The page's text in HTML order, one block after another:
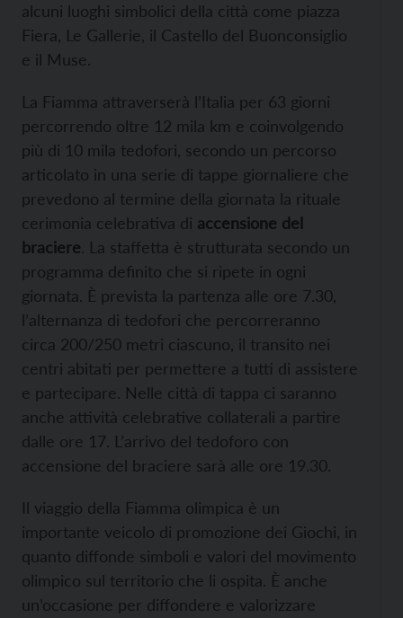
alcuni luoghi simbolici della città come piazza
Fiera, Le Gallerie, il Castello del Buonconsiglio
e il Muse.
La Fiamma attraverserà l’Italia per 63 giorni
percorrendo oltre 12 mila km e coinvolgendo
più di 10 mila tedofori, secondo un percorso
articolato in una serie di tappe giornaliere che
prevedono al termine della giornata la rituale
cerimonia celebrativa di accensione del
braciere. La staffetta è strutturata secondo un
programma definito che si ripete in ogni
giornata. È prevista la partenza alle ore 7.30,
l’alternanza di tedofori che percorreranno
circa 200/250 metri ciascuno, il transito nei
centri abitati per permettere a tutti di assistere
e partecipare. Nelle città di tappa ci saranno
anche attività celebrative collaterali a partire
dalle ore 17. L’arrivo del tedoforo con
accensione del braciere sarà alle ore 19.30.
Il viaggio della Fiamma olimpica è un
importante veicolo di promozione dei Giochi, in
quanto diffonde simboli e valori del movimento
olimpico sul territorio che li ospita. È anche
un’occasione per diffondere e valorizzare